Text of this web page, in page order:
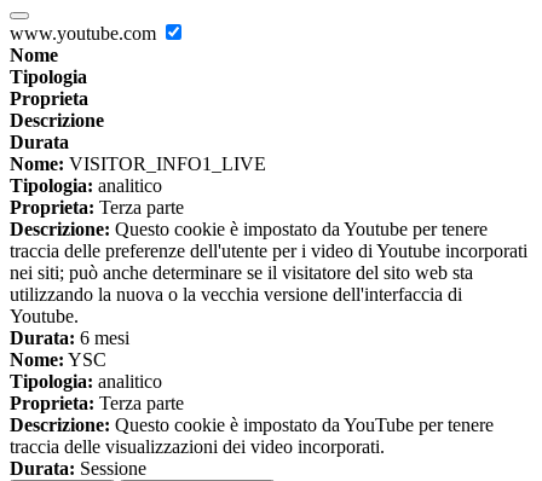
www.youtube.com
Nome
Tipologia
Proprieta
Descrizione
Durata
Nome: VISITOR_INFO1_LIVE
Tipologia: analitico
Proprieta: Terza parte
Descrizione: Questo cookie è impostato da Youtube per tenere
traccia delle preferenze dell'utente per i video di Youtube incorporati
nei siti; può anche determinare se il visitatore del sito web sta
utilizzando la nuova o la vecchia versione dell'interfaccia di
Youtube.
Durata: 6 mesi
Nome: YSC
Tipologia: analitico
Proprieta: Terza parte
Descrizione: Questo cookie è impostato da YouTube per tenere
traccia delle visualizzazioni dei video incorporati.
Durata: Sessione